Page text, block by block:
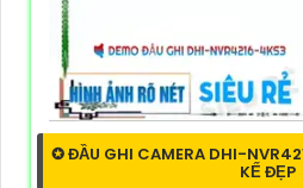
✪ ĐẦU GHI CAMERA DHI-
KẾ ĐẸP